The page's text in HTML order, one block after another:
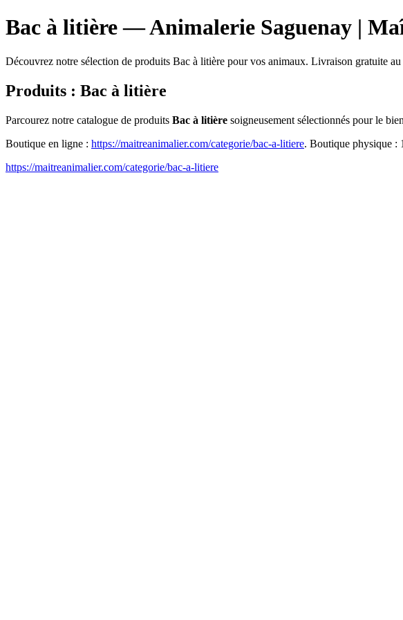
Bac à litière — Animalerie Saguenay |
Découvrez notre sélection de produits Bac à litière pour vos animaux. Livraison gratuite au
Produits : Bac à litière
Parcourez notre catalogue de produits Bac à litière soigneusement sélectionnés pour le
Boutique en ligne : https://maitreanimalier.com/categorie/bac-a-litiere. Boutique physique :
https://maitreanimalier.com/categorie/bac-a-litiere